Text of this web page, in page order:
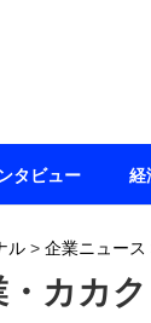
ル > 企業ニュース
・カカ
タビュー 経